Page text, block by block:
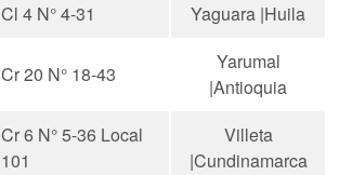
Cl 4 N° 4-31 Yaguara |Huila
Cr 20 N° 18-43
Yarumal
|Antioquia
Cr 6 N° 5-36 Local
101
Villeta
|Cundinamarca